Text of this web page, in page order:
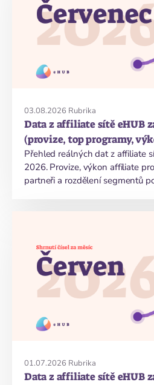
03.08.2026 Rubrika
Data z affiliate sítě eHUB
(provize, top programy,
Přehled reálných dat z affiliate
2026. Provize, výkon affiliate
partneři a rozdělení segmentů
01.07.2026 Rubrika
Data z affiliate sítě eHUB